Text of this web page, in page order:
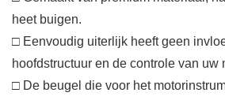
heet buigen.
□ Eenvoudig uiterlijk heeft geen
hoofdstructuur en de controle van uw
□ De beugel die voor het